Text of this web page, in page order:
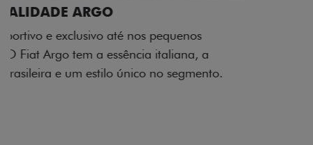
ACABAMENTO E DESIGN INTERNO
A flag italiana e o novo logo Fiat também aparecem
no interior do carro, que possui acabamento
impecável e detalhes escurecidos.